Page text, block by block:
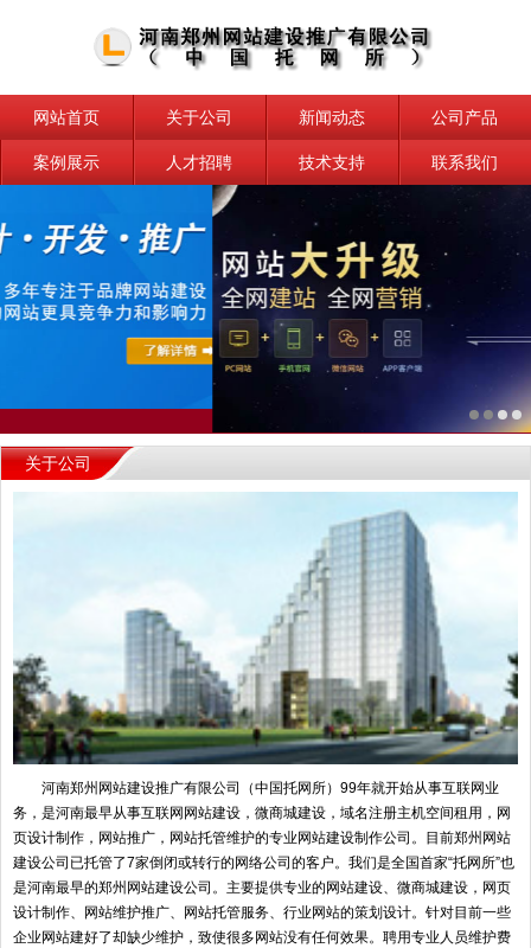
网站首页 关于公司 新闻动态 公司产品
案例展示 人才招聘 技术支持 联系我们
关于公司
河南郑州网站建设推广有限公司（中国托网所）99年就开始从事互联网业
务，是河南最早从事互联网网站建设，微商城建设，域名注册主机空间租用，网
页设计制作，网站推广，网站托管维护的专业网站建设制作公司。目前郑州网站
建设公司已托管了7家倒闭或转行的网络公司的客户。我们是全国首家“托网所”也
是河南最早的郑州网站建设公司。主要提供专业的网站建设、微商城建设，网页
设计制作、网站维护推广、网站托管服务、行业网站的策划设计。针对目前一些
企业网站建好了却缺少维护，致使很多网站没有任何效果。聘用专业人员维护费